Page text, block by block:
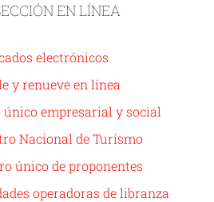
EN LÍNEA
electrónicos
y renueve en línea
único empresarial y social
Nacional de Turismo
único de proponentes
operadoras de libranza